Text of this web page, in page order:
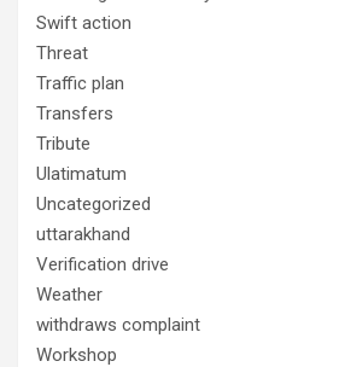
Swift action
Threat
Traffic plan
Transfers
Tribute
Ulatimatum
Uncategorized
uttarakhand
Verification drive
Weather
withdraws complaint
Workshop